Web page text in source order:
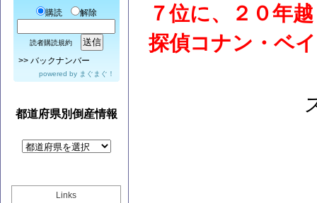
購読 解除
読者購読規約
>> バックナンバー
powered by まぐまぐ！
都道府県別倒産情報
Links
７位に、２０年
探偵コナン・ベ